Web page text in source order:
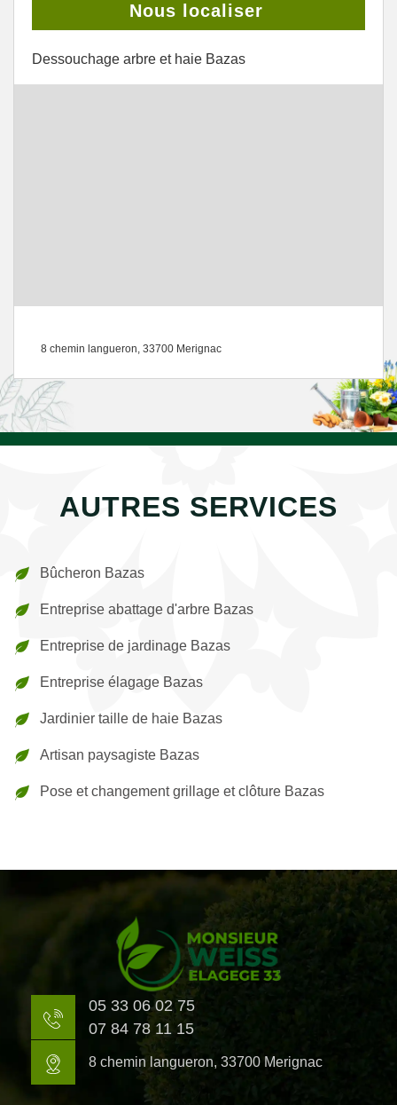
Nous localiser
Dessouchage arbre et haie Bazas
8 chemin langueron, 33700 Merignac
AUTRES SERVICES
Bûcheron Bazas
Entreprise abattage d'arbre Bazas
Entreprise de jardinage Bazas
Entreprise élagage Bazas
Jardinier taille de haie Bazas
Artisan paysagiste Bazas
Pose et changement grillage et clôture Bazas
05 33 06 02 75
07 84 78 11 15
8 chemin langueron, 33700 Merignac